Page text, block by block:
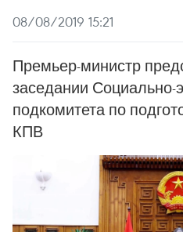
08/08/2019 15:21
Премьер-министр
заседании Социально-
подкомитета по
КПВ